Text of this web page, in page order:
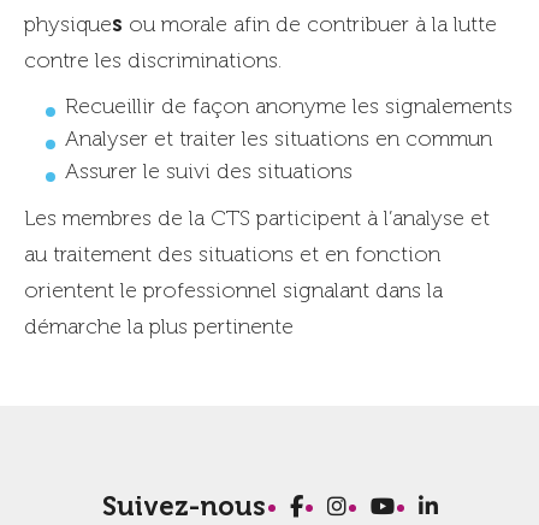
physiques ou morale afin de contribuer à la lutte
contre les discriminations.
Recueillir de façon anonyme les signalements
Analyser et traiter les situations en commun
Assurer le suivi des situations
Les membres de la CTS participent à l’analyse et
au traitement des situations et en fonction
orientent le professionnel signalant dans la
démarche la plus pertinente
Suivez-nous